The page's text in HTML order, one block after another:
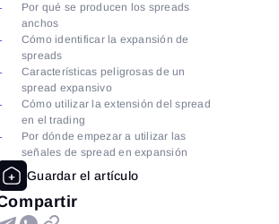
Por qué se producen los spreads
anchos
Cómo identificar la expansión de
spreads
Características peligrosas de un
spread expansivo
Cómo utilizar la extensión del spread
en el trading
Por dónde empezar a utilizar las
señales de spread en expansión